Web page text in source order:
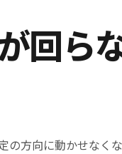
回ら
の方向に動かせなく